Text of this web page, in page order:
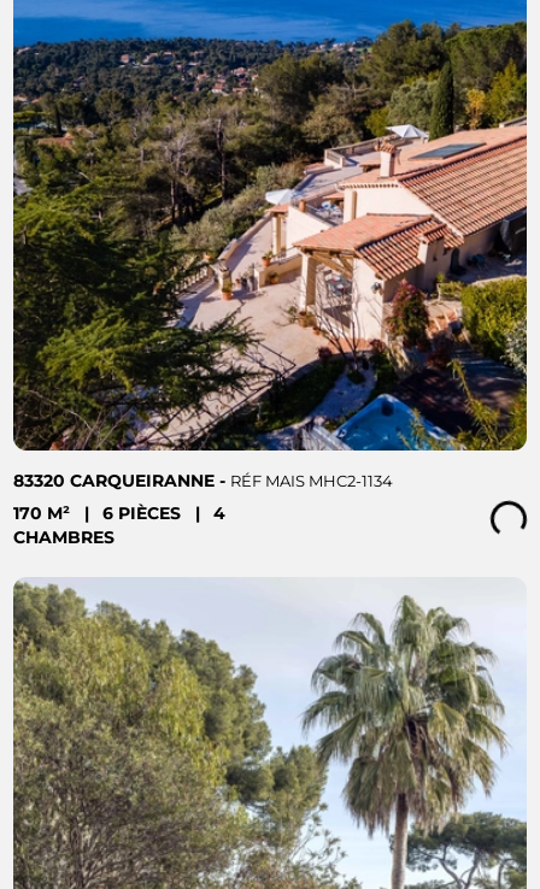
83320 CARQUEIRANNE - RÉF MAIS MHC2-1134
170 M² | 6 PIÈCES |
4
CHAMBRES
Loading...